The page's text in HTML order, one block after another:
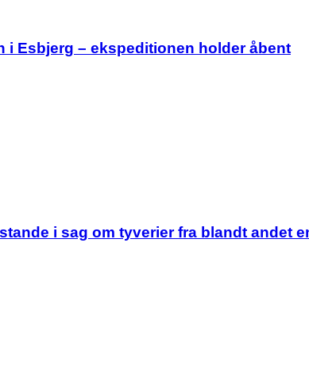
Esbjerg – ekspeditionen holder åbent
i sag om tyverier fra blandt andet